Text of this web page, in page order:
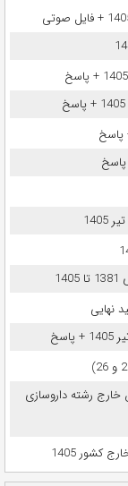
خارج رشته داروسازی
1405